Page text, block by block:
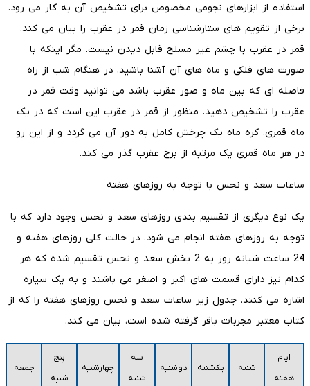
استفاده از ابزارهای نجومی مخصوص برای تشخیص آن به کار می رود.
برخی از تقویم های ستارشناسی زمان قمر در عقرب را بیان می کند.
قمر در عقرب با چشم غیر مسلح قابل دیدن نیست. مگر اینکه با
صورت های فلکی و ماه های آن آشنا باشید، در هنگام شب از راه
فاصله ای که بین ماه و صور عقرب باشد می توانید وقت قمر در
عقرب را تشخیص دهید. منظور از قمر در عقرب این است که در یک
ماه قمری، کره ماه یک چرخش کامل به دور آن می گردد و از این رو
در هر ماه قمری یک مرتبه از برج عقرب گذر می کند.
ساعات سعد و نحس با توجه به روزهای هفته
یک نوع دیگری از تقسیم بندی روزهای سعد و نحس وجود دارد که با
توجه به روزهای هفته انجام می شود. در حالت کلی روزهای هفته و
24 ساعت شبانه روز به 2 بخش سعد و نحس تقسیم شده که هر
کدام نیز دارای قسمت های اکبر و اصغر می باشند و به یک سیاره
اشاره می کنند. جدول زیر ساعات سعد و نحس روزهای هفته را که از
کتاب معتبر مجربات باقر گرفته شده است، بیان می کند.
ایام
هفته
شنبه یکشنبه دوشنبه
سه
شنبه
چهارشنبه
پنج
شنبه
جمعه